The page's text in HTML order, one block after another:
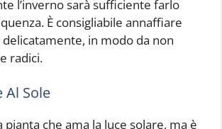
l’inverno sarà sufficiente farlo
È consigliabile annaffiare
in modo da non
radici.
Al Sole
pianta che ama la luce solare, ma è